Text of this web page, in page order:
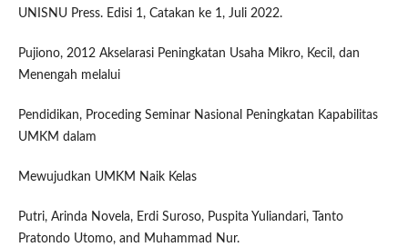
UNISNU Press. Edisi 1, Catakan ke 1, Juli 2022.
Pujiono, 2012 Akselarasi Peningkatan Usaha Mikro, Kecil, dan
Menengah melalui
Pendidikan, Proceding Seminar Nasional Peningkatan Kapabilitas
UMKM dalam
Mewujudkan UMKM Naik Kelas
Putri, Arinda Novela, Erdi Suroso, Puspita Yuliandari, Tanto
Pratondo Utomo, and Muhammad Nur.